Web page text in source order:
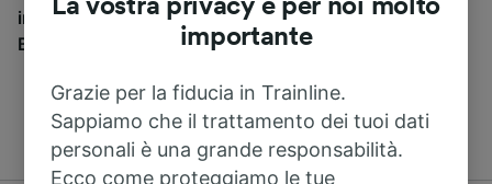
inclusa SNCF. Scopri dove Trainline ti può portare da
Beauzelle.
La vostra privacy è per noi molto
importante
Grazie per la fiducia in Trainline.
Sappiamo che il trattamento dei tuoi dati
personali è una grande responsabilità.
Ecco come proteggiamo le tue